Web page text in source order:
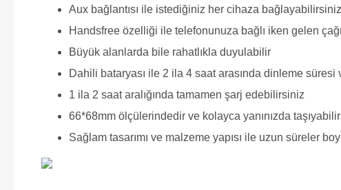
Aux bağlantısı ile istediğiniz her cihaza bağlayabilirsiniz
Handsfree özelliği ile telefonunuza bağlı iken gelen
Büyük alanlarda bile rahatlıkla duyulabilir
Dahili bataryası ile 2 ila 4 saat arasında dinleme süresi
1 ila 2 saat aralığında tamamen şarj edebilirsiniz
66*68mm ölçülerindedir ve kolayca yanınızda
Sağlam tasarımı ve malzeme yapısı ile uzun süreler